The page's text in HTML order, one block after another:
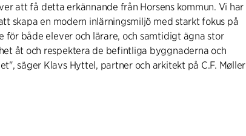
att få detta erkännande från Horsens kommun. Vi har
skapa en modern inlärningsmiljö med starkt fokus på
för både elever och lärare, och samtidigt ägna stor
åt och respektera de befintliga byggnaderna och
säger Klavs Hyttel, partner och arkitekt på C.F. Møller